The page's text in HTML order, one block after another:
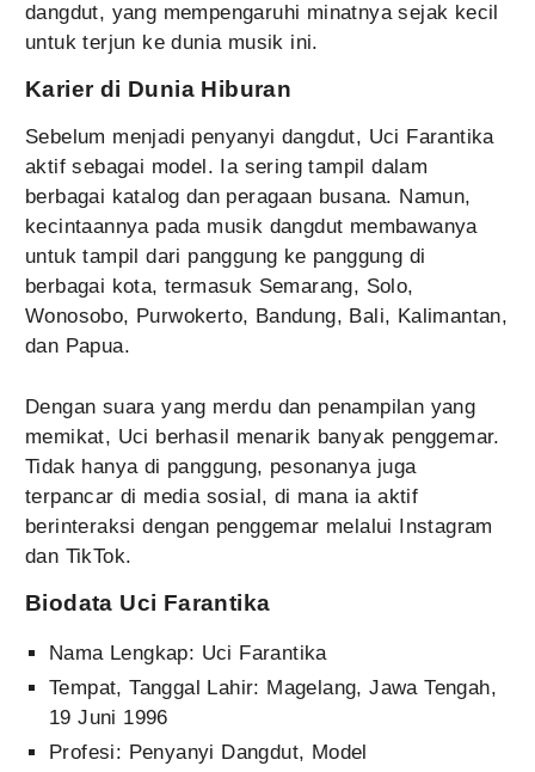
dangdut, yang mempengaruhi minatnya sejak kecil
untuk terjun ke dunia musik ini.
Karier di Dunia Hiburan
Sebelum menjadi penyanyi dangdut, Uci Farantika
aktif sebagai model. Ia sering tampil dalam
berbagai katalog dan peragaan busana. Namun,
kecintaannya pada musik dangdut membawanya
untuk tampil dari panggung ke panggung di
berbagai kota, termasuk Semarang, Solo,
Wonosobo, Purwokerto, Bandung, Bali, Kalimantan,
dan Papua.
Dengan suara yang merdu dan penampilan yang
memikat, Uci berhasil menarik banyak penggemar.
Tidak hanya di panggung, pesonanya juga
terpancar di media sosial, di mana ia aktif
berinteraksi dengan penggemar melalui Instagram
dan TikTok.
Biodata Uci Farantika
Nama Lengkap: Uci Farantika
Tempat, Tanggal Lahir: Magelang, Jawa Tengah,
19 Juni 1996
Profesi: Penyanyi Dangdut, Model